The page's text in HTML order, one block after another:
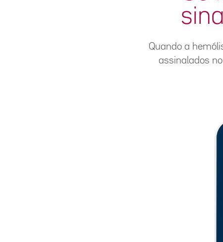
Quando a
assinalados